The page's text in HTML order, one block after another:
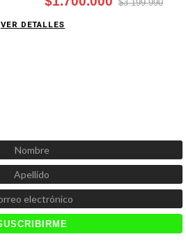
$3.199.990
VER DETALLES